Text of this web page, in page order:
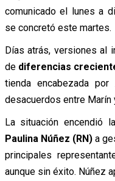
comunicado el lunes a
se concretó este martes.
Días atrás, versiones al
dediferencias
tienda encabezada
desacuerdos entre Marín
La situación encendió
Paulina Núñez (RN)a
principales
aunque sin éxito. Núñez